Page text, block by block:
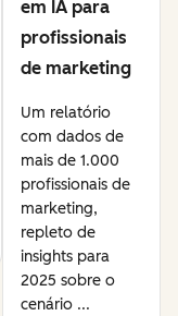
em IA para
profissionais
de marketing
Um relatório
com dados de
mais de 1.000
profissionais de
marketing,
repleto de
insights para
2025 sobre o
cenário ...